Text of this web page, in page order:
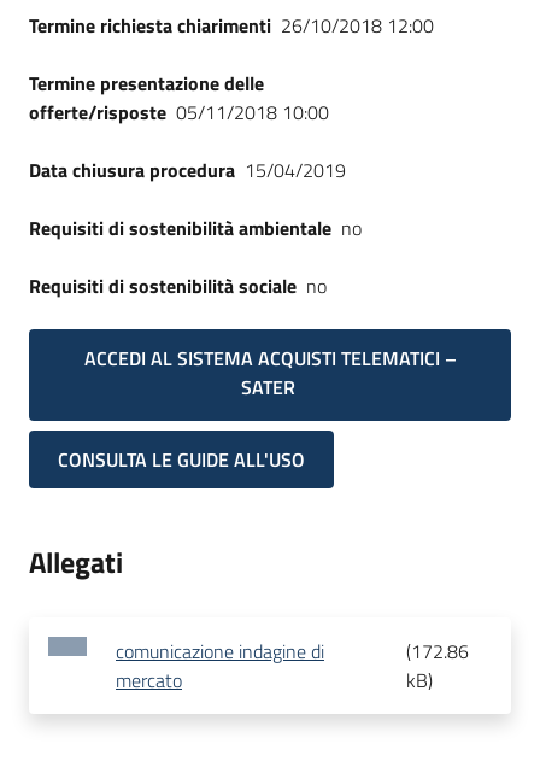
Termine richiesta chiarimenti 26/10/2018 12:00
Termine presentazione delle
offerte/risposte 05/11/2018 10:00
Data chiusura procedura 15/04/2019
Requisiti di sostenibilità ambientale no
Requisiti di sostenibilità sociale no
ACCEDI AL SISTEMA ACQUISTI TELEMATICI –
SATER
CONSULTA LE GUIDE ALL'USO
Allegati
comunicazione indagine di
mercato
(172.86
kB)